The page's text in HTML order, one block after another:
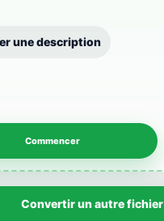
une description
Convertir un autre fichier